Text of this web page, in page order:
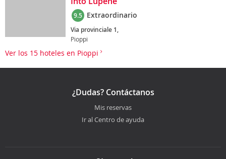
9.5 Extraordinario
Via provinciale 1,
Pioppi
Ver los 15 hoteles en Pioppi
¿Dudas? Contáctanos
Mis reservas
Ir al Centro de ayuda